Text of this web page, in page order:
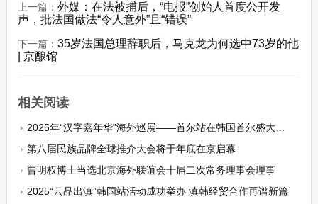
上一篇： 外媒：在法被捕后，“电报”创始人首度公开发
声，批法国做法“令人意外”且“错误”
下一篇： 35岁法国总理辞职后，马克龙为何选中73岁的他
| 京酿馆
相关阅读
2025年“汉字嘉年华”海外巡展——首尔站在韩国首尔盛大开幕
第八届民族品牌全球推介大会将于年底在京启幕
曹明权博士当选北京海外联谊会十届二次常务理事会理事
2025“云品出滇”韩国站活动成功举办 滇韩经贸合作再谱新篇